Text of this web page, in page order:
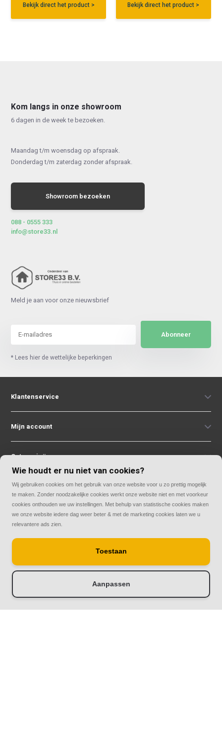
Bekijk direct het product > Bekijk direct het product >
Kom langs in onze showroom
6 dagen in de week te bezoeken.
Maandag t/m woensdag op afspraak.
Donderdag t/m zaterdag zonder afspraak.
Showroom bezoeken
088 - 0555 333
info@store33.nl
Meld je aan voor onze nieuwsbrief
Abonneer
* Lees hier de wettelijke beperkingen
Klantenservice
Mijn account
Categorieën
Contact
© Copyright 2026
Rolluiken33 | Thuis in rolluiken
Wie houdt er nu niet van cookies?
Wij gebruiken cookies om het gebruik van onze website voor u zo prettig mogelijk
te maken. Zonder noodzakelijke cookies werkt onze website niet en met voorkeur
cookies onthouden we uw instellingen. Met behulp van statistische cookies maken
we onze website iedere dag weer beter & met de marketing cookies laten we u
relevantere ads zien.
Toestaan
Aanpassen